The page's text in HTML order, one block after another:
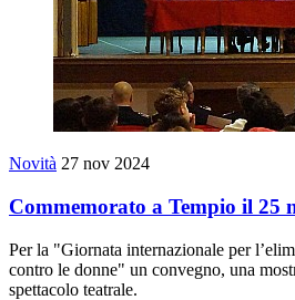
Novità 27 nov 2024
Commemorato a Tempio il 25
Per la "Giornata internazionale per
contro le donne" un convegno, una
spettacolo teatrale.